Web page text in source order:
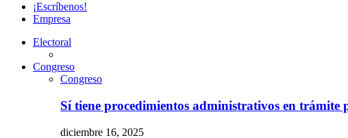
¡Escríbenos!
Empresa
Electoral
Congreso
Congreso
Sí tiene procedimientos administrativos en
diciembre 16, 2025